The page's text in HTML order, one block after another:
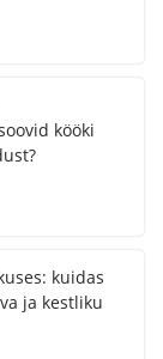
kööki
kuidas
ja kestliku